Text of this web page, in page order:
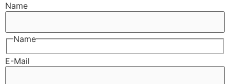
Name
Name
E-Mail